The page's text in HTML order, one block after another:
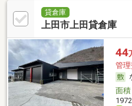
貸倉庫
上田市上田貸倉庫
44
管
面積